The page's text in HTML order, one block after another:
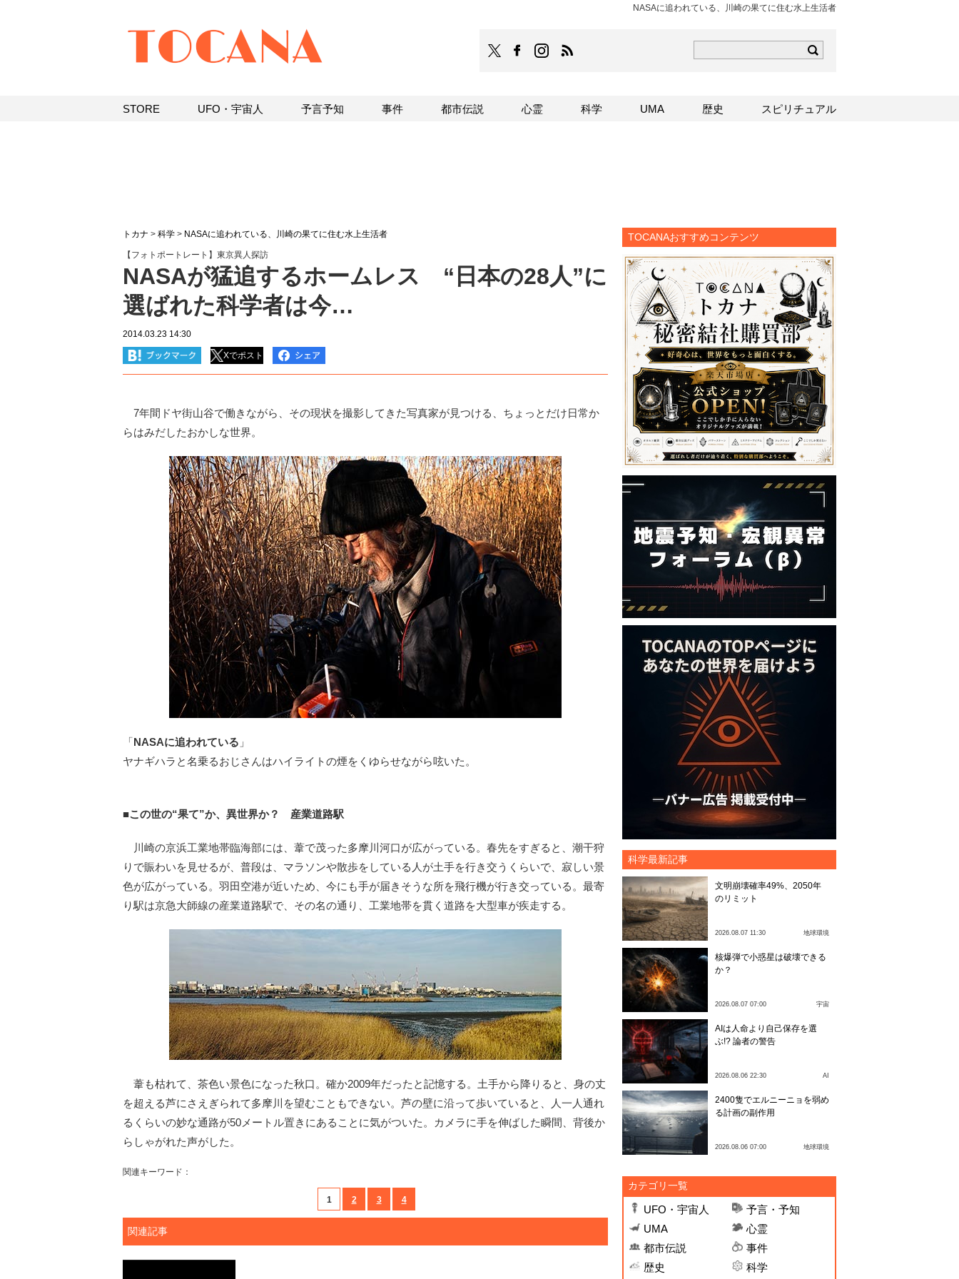
NASAに追われている、川崎の果てに住む水上生活者
TOCANAのFacebookはこちら
TOCANAのinstagramはこちら
トカナ > 科学 > NASAに追われている、川崎の果てに住む水上生活者
【フォトポートレート】東京異人探訪
NASAが猛追するホームレス “日本の28人”に
選ばれた科学者は今…
2014.03.23 14:30
Xでポスト
7年間ドヤ街山谷で働きながら、その現状を撮影してきた写真家が見つける、ちょっとだけ日常か
らはみだしたおかしな世界。
「NASAに追われている 」
ヤナギハラと名乗るおじさんはハイライトの煙をくゆらせながら呟いた。
■この世の“果て”か、異世界か？ 産業道路駅
川崎の京浜工業地帯臨海部には、葦で茂った多摩川河口が広がっている。春先をすぎると、潮干狩
りで賑わいを見せるが、普段は、マラソンや散歩をしている人が土手を行き交うくらいで、寂しい景
色が広がっている。羽田空港が近いため、今にも手が届きそうな所を飛行機が行き交っている。最寄
り駅は京急大師線の産業道路駅で、その名の通り、工業地帯を貫く道路を大型車が疾走する。
葦も枯れて、茶色い景色になった秋口。確か2009年だったと記憶する。土手から降りると、身の丈
を超える芦にさえぎられて多摩川を望むこともできない。芦の壁に沿って歩いていると、人一人通れ
るくらいの妙な通路が50メートル置きにあることに気がついた。カメラに手を伸ばした瞬間、背後か
らしゃがれた声がした。
関連キーワード：
1 2 3 4
関連記事
TOCANAおすすめコンテンツ
科学最新記事
文明崩壊確率49%、2050年
のリミット
2026.08.07 11:30 地球環境
核爆弾で小惑星は破壊できる
か？
2026.08.07 07:00 宇宙
AIは人命より自己保存を選
ぶ!? 論者の警告
2026.08.06 22:30 AI
2400隻でエルニーニョを弱め
る計画の副作用
2026.08.06 07:00 地球環境
カテゴリ一覧
UFO・宇宙人
予言・予知
UMA
心霊
都市伝説
事件
歴史
科学
STORE UFO・宇宙人 予言予知 事件 都市伝説 心霊 科学 UMA 歴史 スピリチュアル